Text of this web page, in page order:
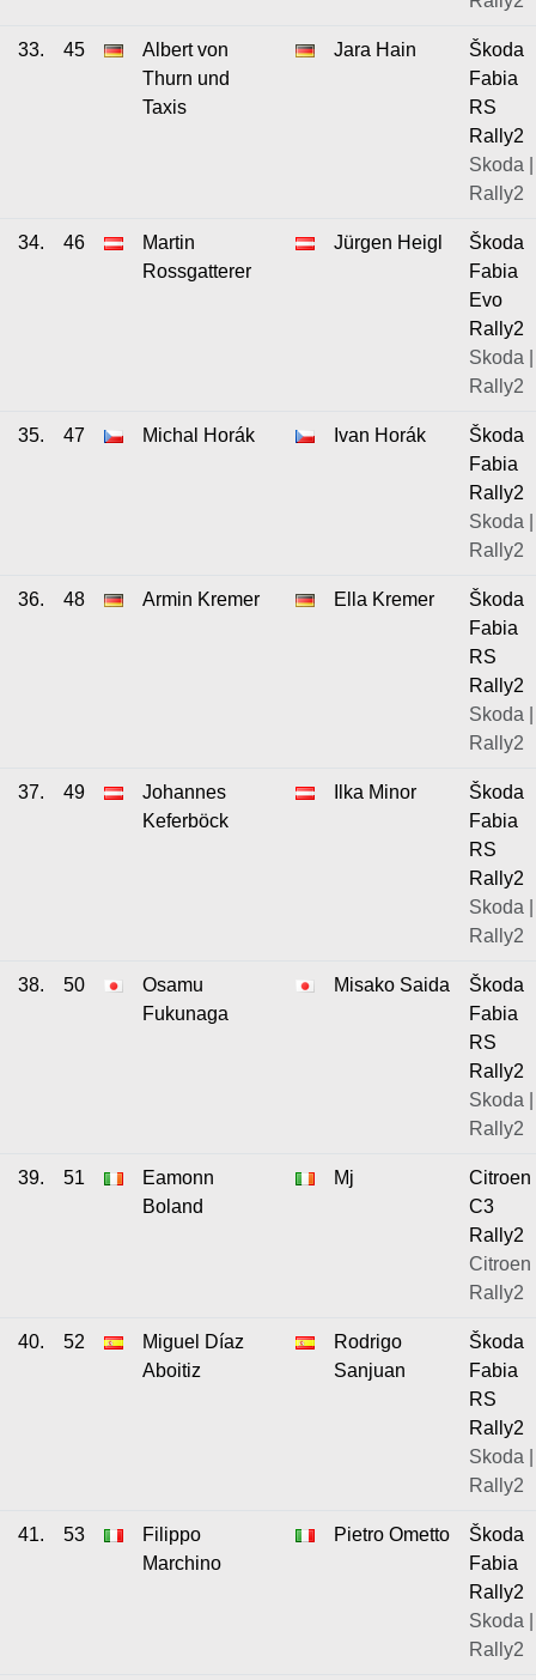
33. 45
Albert von
Thurn und
Taxis
Jara Hain
Škoda
Fabia
RS
Rally2
Skoda |
Rally2
34. 46
Martin
Rossgatterer
Jürgen Heigl
Škoda
Fabia
Evo
Rally2
Skoda |
Rally2
35. 47 Michal Horák Ivan Horák
Škoda
Fabia
Rally2
Skoda |
Rally2
36. 48 Armin Kremer Ella Kremer
Škoda
Fabia
RS
Rally2
Skoda |
Rally2
37. 49
Johannes
Keferböck
Ilka Minor
Škoda
Fabia
RS
Rally2
Skoda |
Rally2
38. 50
Osamu
Fukunaga
Misako Saida
Škoda
Fabia
RS
Rally2
Skoda |
Rally2
39. 51
Eamonn
Boland
Mj
Citroen
C3
Rally2
Citroen
Rally2
40. 52
Miguel Díaz
Aboitiz
Rodrigo
Sanjuan
Škoda
Fabia
RS
Rally2
Skoda |
Rally2
41. 53
Filippo
Marchino
Pietro Ometto
Škoda
Fabia
Rally2
Skoda |
Rally2